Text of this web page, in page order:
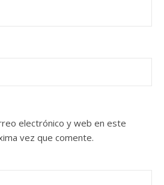
electrónico y web en este
vez que comente.